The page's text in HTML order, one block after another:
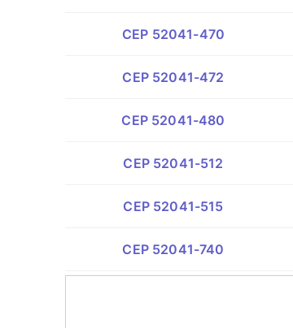
CEP 52041-470
CEP 52041-472
CEP 52041-480
CEP 52041-512
CEP 52041-515
CEP 52041-740